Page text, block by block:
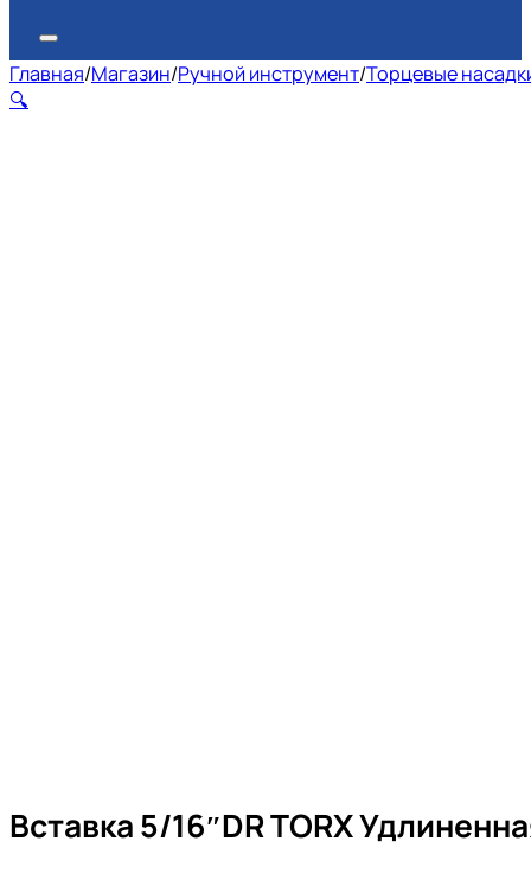
Главная/Магазин/Ручной инструмент/Торцевые
🔍
Вставка 5/16″DR TORX